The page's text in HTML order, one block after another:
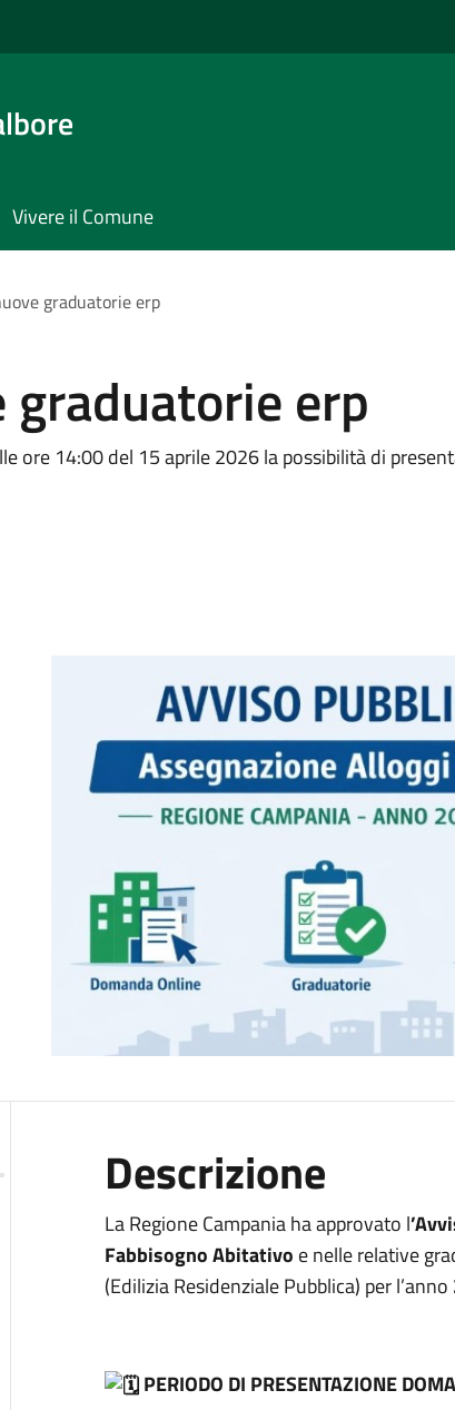
Vivere il Comune
graduatorie erp
erp
ore 14:00 del 15 aprile 2026 la possibilità di
Descrizione
La Regione Campania ha approvato l
Fabbisogno Abitativo e nelle relative
(Edilizia Residenziale Pubblica) per l’anno
PERIODO DI PRESENTAZIONE